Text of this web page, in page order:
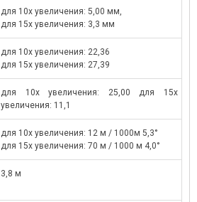
для 10x увеличения: 5,00 мм,
для 15x увеличения: 3,3 мм
для 10x увеличения: 22,36
для 15x увеличения: 27,39
для 10x увеличения: 25,00 для 15x
увеличения: 11,1
для 10x увеличения: 12 м / 1000м 5,3°
для 15x увеличения: 70 м / 1000 м 4,0°
3,8 м